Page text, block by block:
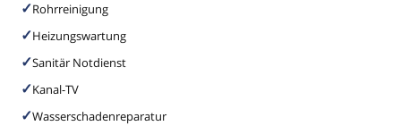
Rohrreinigung
Heizungswartung
Sanitär Notdienst
Kanal-TV
Wasserschadenreparatur